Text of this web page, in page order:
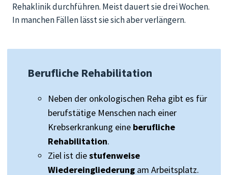
Rehaklinik durchführen. Meist dauert sie drei Wochen.
In manchen Fällen lässt sie sich aber verlängern.
Berufliche Rehabilitation
Neben der onkologischen Reha gibt es für
berufstätige Menschen nach einer
Krebserkrankung eine berufliche
Rehabilitation.
Ziel ist diestufenweise
Wiedereingliederung am Arbeitsplatz.